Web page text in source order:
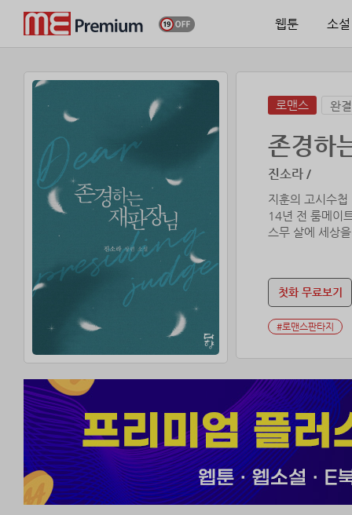
웹툰 소설
로맨스 완결
존경하
진소라 /
지훈의 고시수
14년 전 룸메이
스무 살에 세상
그런데 어느 날
“손 많이 가고
판사는 방향성
어쩌면 지금 이
첫화 무료보기
#로맨스판타지